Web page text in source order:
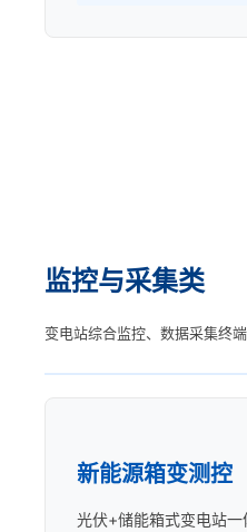
监控与采集类
变电站综合监控、数据采集终端
新能源箱变测控
光伏+储能箱式变电站